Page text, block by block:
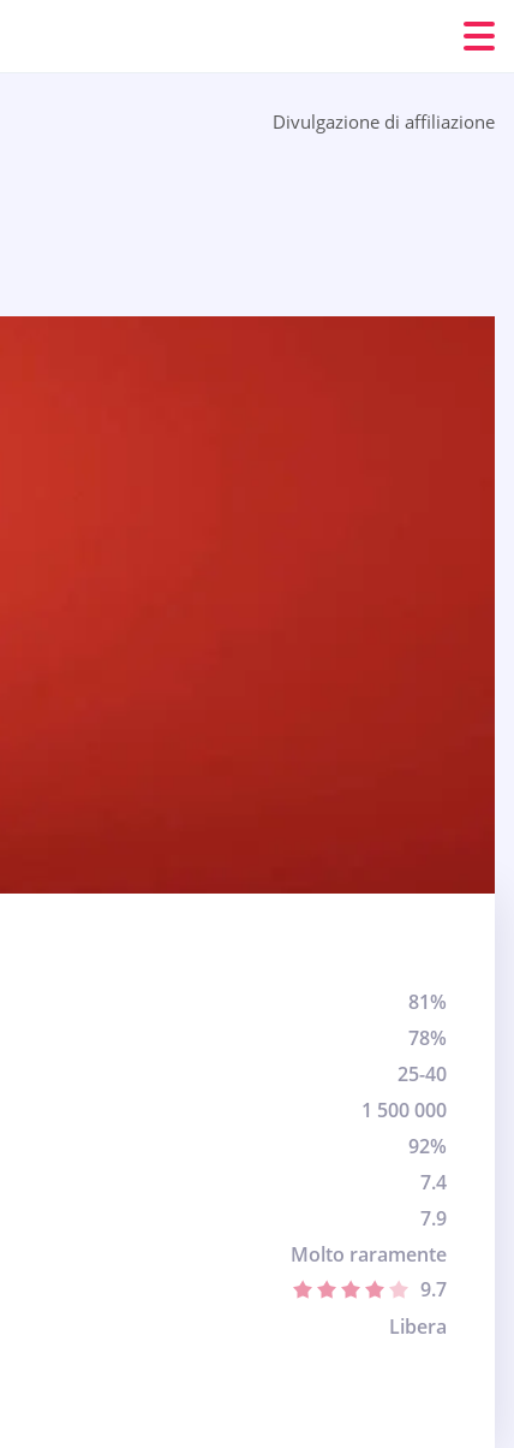
Divulgazione di affiliazione
81%
78%
25-40
1 500 000
92%
7.4
7.9
Molto raramente
9.7
Libera